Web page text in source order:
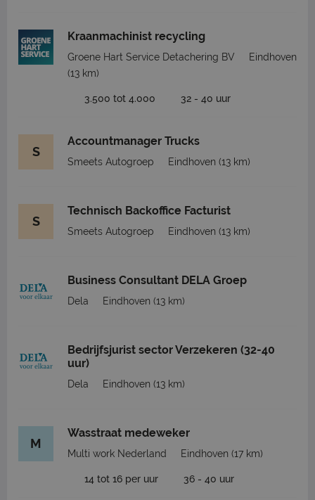
Kraanmachinist recycling
Groene Hart Service Detachering BV
Eindhoven
(13 km)
3.500 tot 4.000 32 - 40 uur
S
Accountmanager Trucks
Smeets Autogroep Eindhoven (13 km)
S
Technisch Backoffice Facturist
Smeets Autogroep Eindhoven (13 km)
Business Consultant DELA Groep
Dela Eindhoven (13 km)
Bedrijfsjurist sector Verzekeren (32-40
uur)
Dela Eindhoven (13 km)
M
Wasstraat medeweker
Multi work Nederland Eindhoven (17 km)
14 tot 16 per uur 36 - 40 uur